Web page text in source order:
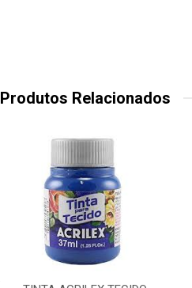
Produtos Relacionados